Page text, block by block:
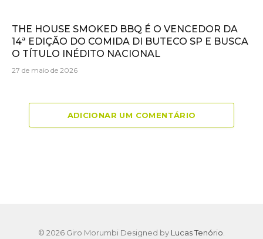
THE HOUSE SMOKED BBQ É O VENCEDOR DA
14ª EDIÇÃO DO COMIDA DI BUTECO SP E BUSCA
O TÍTULO INÉDITO NACIONAL
27 de maio de 2026
ADICIONAR UM COMENTÁRIO
© 2026 Giro Morumbi Designed by Lucas Tenório